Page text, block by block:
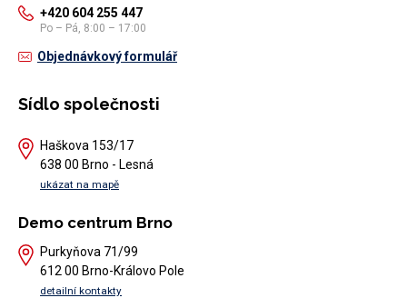
+420 604 255 447
Po – Pá, 8:00 – 17:00
Objednávkový formulář
Sídlo společnosti
Haškova 153/17
638 00 Brno - Lesná
ukázat na mapě
Demo centrum Brno
Purkyňova 71/99
612 00 Brno-Královo Pole
detailní kontakty